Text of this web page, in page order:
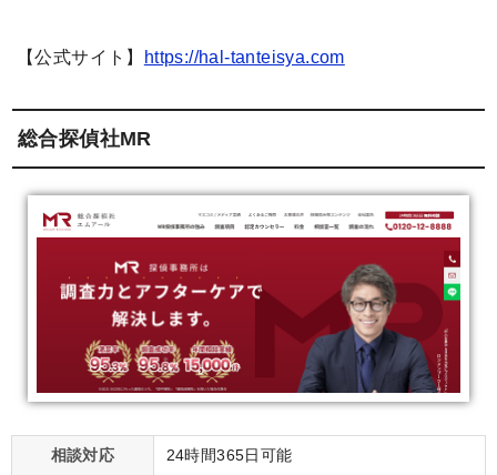
【公式サイト】 https://hal-tanteisya.com
総合探偵社MR
相談対応 24時間365日可能